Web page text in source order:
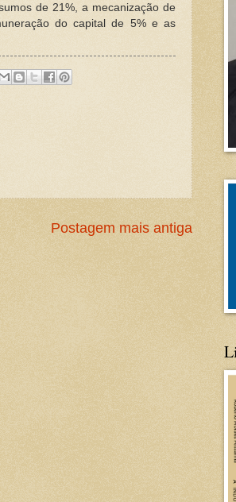
de 21%, a mecanização de
do capital de 5% e as
Postagem mais antiga